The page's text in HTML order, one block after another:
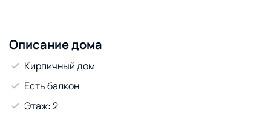
Описание дома
Кирпичный дом
Есть балкон
Этаж: 2